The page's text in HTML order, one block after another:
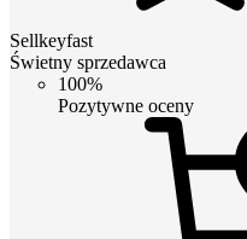
Sellkeyfast
Świetny sprzedawca
100%
Pozytywne oceny